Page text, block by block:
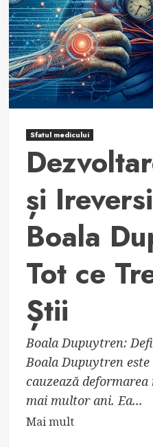
Sfatul medicului
și
Boala
Tot ce
Știi
Boala Dupuytren:
Boala Dupuytren
cauzează
mai multor ani. Ea...
Mai multRead